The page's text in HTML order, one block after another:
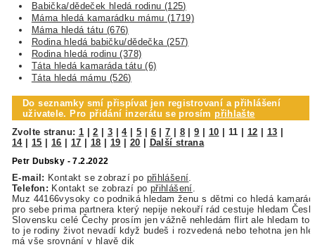
Babička/dědeček hledá rodinu (125)
Máma hledá kamarádku mámu (1719)
Máma hledá tátu (676)
Rodina hledá babičku/dědečka (257)
Rodina hledá rodinu (378)
Táta hledá kamaráda tátu (6)
Táta hledá mámu (526)
Do seznamky smí přispívat jen registrovaní a přihlášení
uživatele. Pro přidání inzerátu se prosímpřihlašte
Zvolte stranu: 1 |2 3 |4| 5 6|7 8|9 10 11 12 13
14| 15 16 17 18 19 20 Další strana
Petr Dubsky - 7.2.2022
E-mail: Kontakt se zobrazí po přihlášení
Telefon: Kontakt se zobrazí po přihlášení
Muz 44166vysoky co podniká hledam ženu s dětmi co hledá
pro sebe prima partnera který nepije nekouří rád cestuje hledam
Slovensku celé Čechy prosím jen vážně nehledám flirt ale hledam to
to je rodiny život nevadí když budeš i rozvedená nebo tehotna jen
má vše srovnání v hlavě dik